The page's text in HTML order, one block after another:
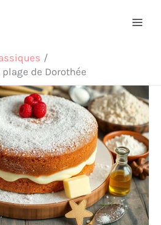
de Dorothée